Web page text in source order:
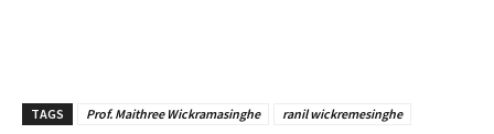
TAGS Prof. Maithree Wickramasinghe
ranil wickremesinghe